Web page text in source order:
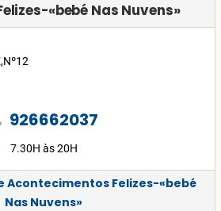
«bebé Nas Nuvens»
926662037
7.30H às 20H
Acontecimentos Felizes-«bebé
Nas Nuvens»